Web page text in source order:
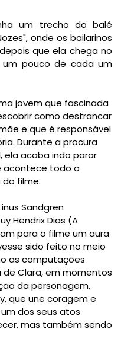
um trecho do balé
onde os bailarinos
que ela chega no
um pouco de cada um
jovem que fascinada
como destrancar
e que é responsável
Durante a procura
ela acaba indo parar
acontece todo o
filme.
Sandgren
Hendrix Dias (A
para o filme um aura
sido feito no meio
as computações
Clara, emmomentos
da personagem,
que une coragem e
dos seus atos
mas também sendo